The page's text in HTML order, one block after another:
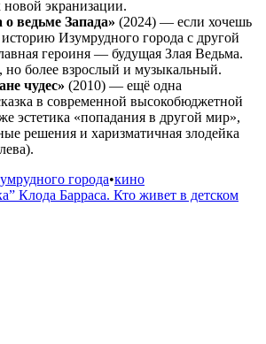
новой экранизации.
ведьме Запада» (2024) — если хочешь
Изумрудного города с другой
героиня — будущая Злая Ведьма.
более взрослый и музыкальный.
чудес» (2010) — ещё одна
в современной высокобюджетной
эстетика «попадания в другой мир»,
решения и харизматичная злодейка
города•кино
Клода Барраса. Кто живет в детском